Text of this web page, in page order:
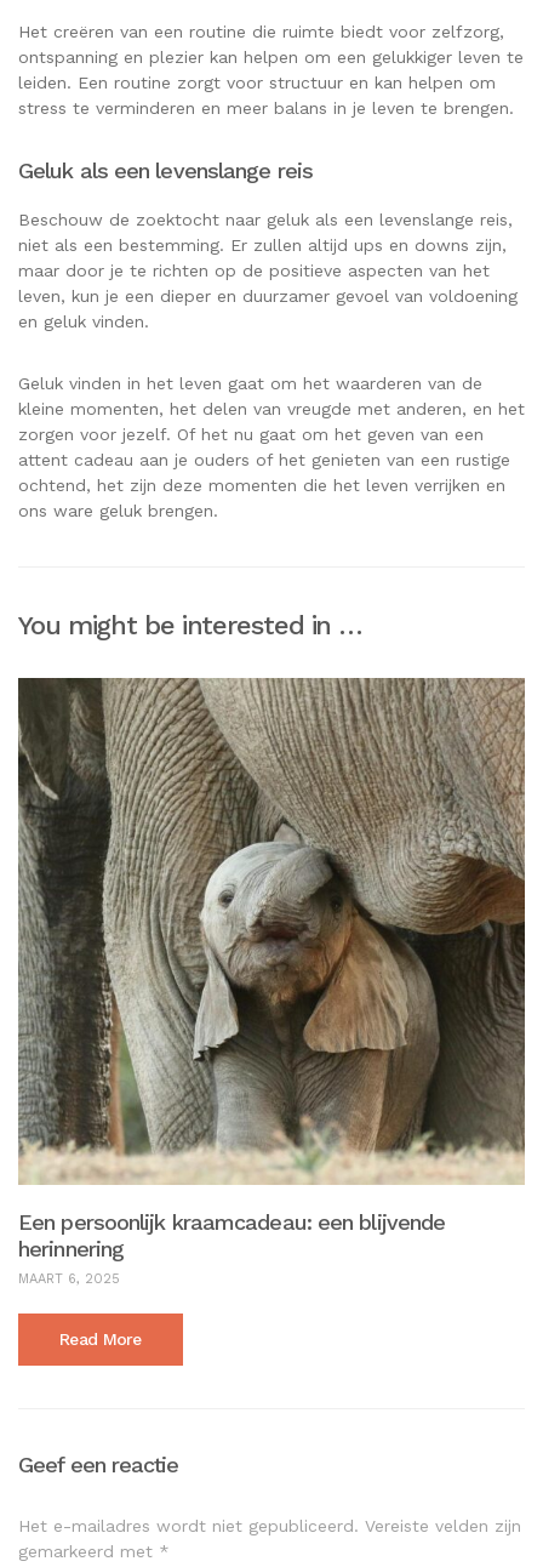
Het creëren van een routine die ruimte biedt voor zelfzorg,
ontspanning en plezier kan helpen om een gelukkiger leven te
leiden. Een routine zorgt voor structuur en kan helpen om
stress te verminderen en meer balans in je leven te brengen.
Geluk als een levenslange reis
Beschouw de zoektocht naar geluk als een levenslange reis,
niet als een bestemming. Er zullen altijd ups en downs zijn,
maar door je te richten op de positieve aspecten van het
leven, kun je een dieper en duurzamer gevoel van voldoening
en geluk vinden.
Geluk vinden in het leven gaat om het waarderen van de
kleine momenten, het delen van vreugde met anderen, en het
zorgen voor jezelf. Of het nu gaat om het geven van een
attent cadeau aan je ouders of het genieten van een rustige
ochtend, het zijn deze momenten die het leven verrijken en
ons ware geluk brengen.
You might be interested in …
Een persoonlijk kraamcadeau: een blijvende
herinnering
MAART 6, 2025
Read More
Geef een reactie
Het e-mailadres wordt niet gepubliceerd. Vereiste velden zijn
gemarkeerd met *